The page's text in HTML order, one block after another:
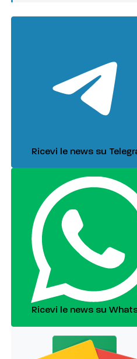
Ricevi le news su
Ricevi le news su